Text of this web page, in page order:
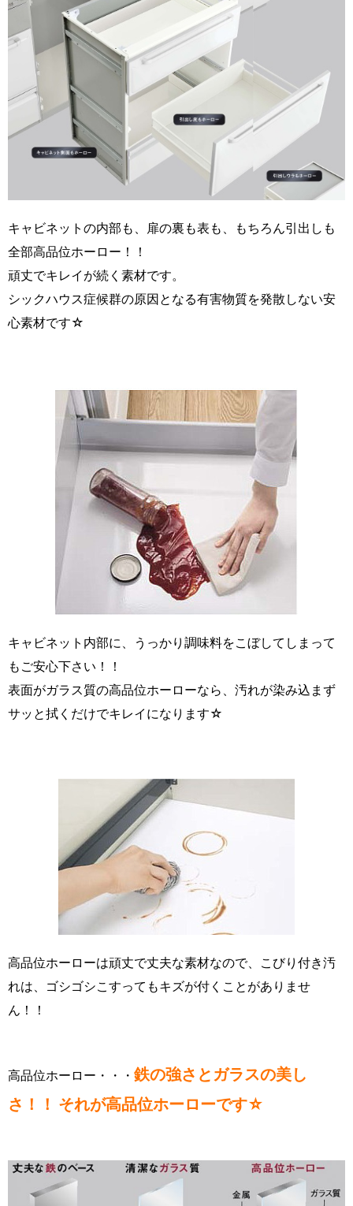
キャビネットの内部も、扉の裏も表も、もちろん引出しも
全部高品位ホーロー！！
頑丈でキレイが続く素材です。
シックハウス症候群の原因となる有害物質を発散しない安
心素材です☆
キャビネット内部に、うっかり調味料をこぼしてしまって
もご安心下さい！！
表面がガラス質の高品位ホーローなら、汚れが染み込まず
サッと拭くだけでキレイになります☆
高品位ホーローは頑丈で丈夫な素材なので、こびり付き汚
れは、ゴシゴシこすってもキズが付くことがありませ
ん！！
高品位ホーロー・・・ 鉄の強さとガラスの美し
さ！！ それが高品位ホーローです☆